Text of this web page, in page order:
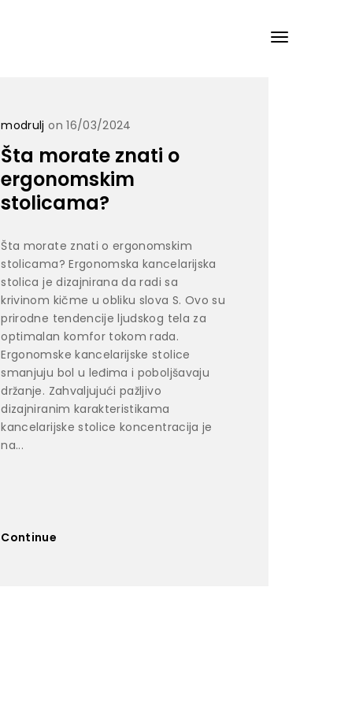
modrulj on 16/03/2024
Šta morate znati o
ergonomskim
stolicama?
Šta morate znati o ergonomskim
stolicama? Ergonomska kancelarijska
stolica je dizajnirana da radi sa
krivinom kičme u obliku slova S. Ovo su
prirodne tendencije ljudskog tela za
optimalan komfor tokom rada.
Ergonomske kancelarijske stolice
smanjuju bol u leđima i poboljšavaju
držanje. Zahvaljujući pažljivo
dizajniranim karakteristikama
kancelarijske stolice koncentracija je
na...
Continue